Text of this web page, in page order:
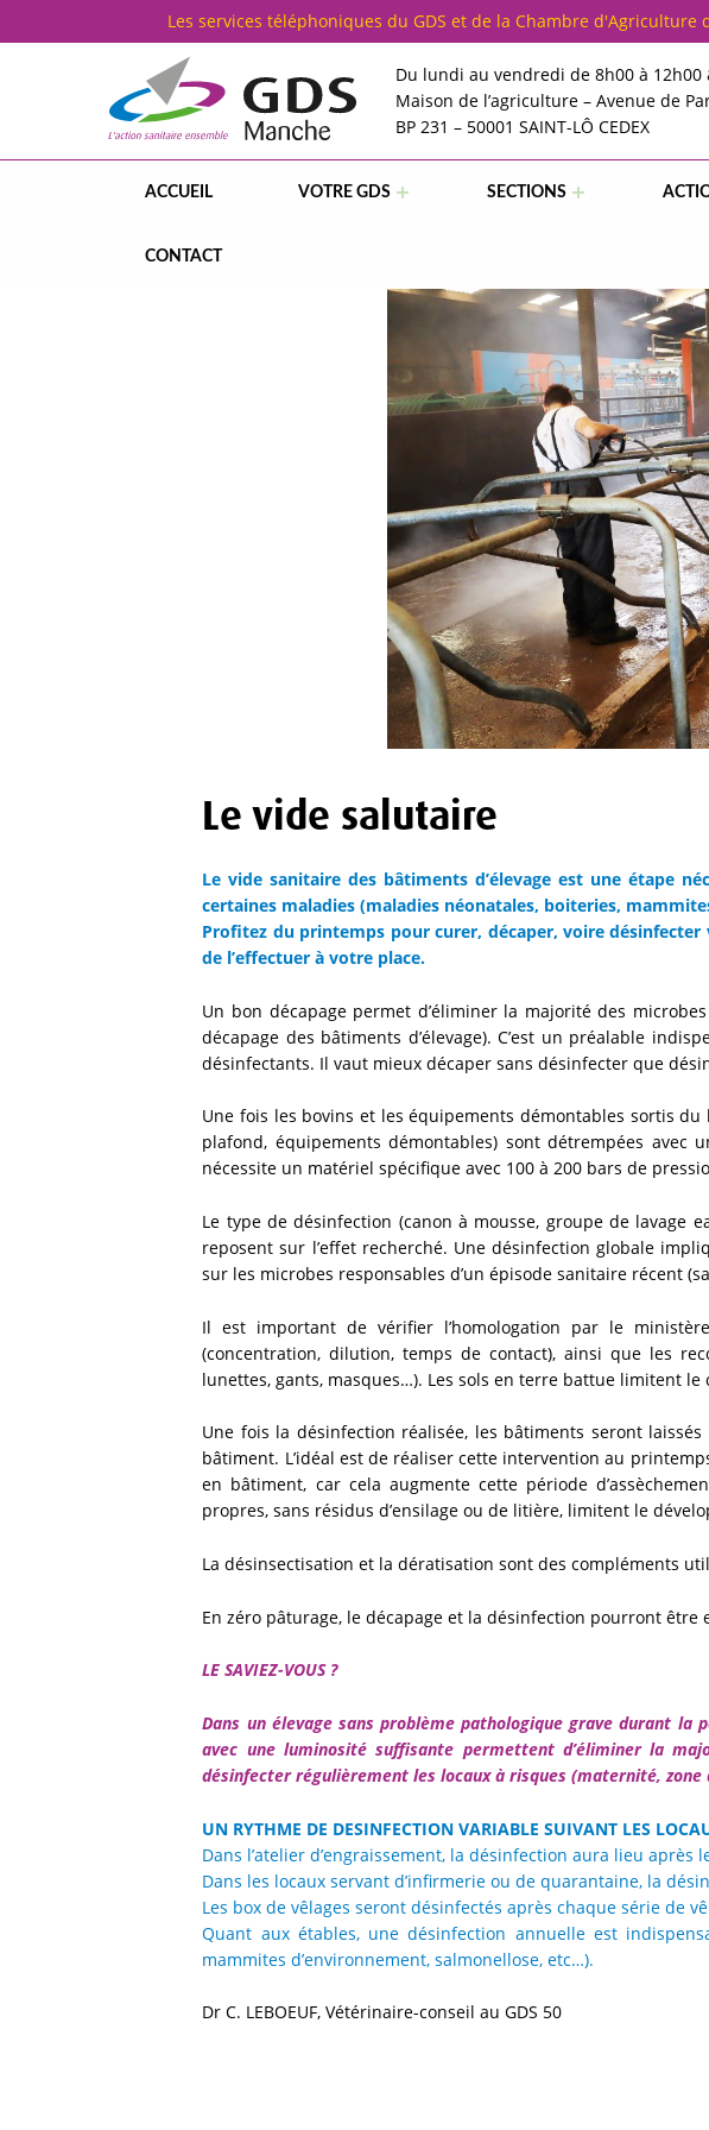
Les services téléphoniques du GDS et de la Chambre
G
ACCUEIL VOTRE GDS SECTIONS
CONTACT
Du lundi au vendredi de 8h00 à 12h00
Maison de l’agriculture – Avenue de
BP 231 – 50001 SAINT-LÔ CEDEX
Le vide salutaire
Le vide sanitaire des bâtiments d’élevage est une étape
certaines maladies (maladies néonatales, boiteries,
Profitez du printemps pour curer, décaper, voire désinfecter
de l’effectuer à votre place.
Un bon décapage permet d’éliminer la majorité des
décapage des bâtiments d’élevage). C’est un préalable
désinfectants. Il vaut mieux décaper sans désinfecter que
Une fois les bovins et les équipements démontables sortis
plafond, équipements démontables) sont détrempées avec
nécessite un matériel spécifique avec 100 à 200 bars de
Le type de désinfection (canon à mousse, groupe de lavage
reposent sur l’effet recherché. Une désinfection globale
sur les microbes responsables d’un épisode sanitaire récent
Il est important de vérifier l’homologation par le
(concentration, dilution, temps de contact), ainsi que les
lunettes, gants, masques…). Les sols en terre battue limitent le
Une fois la désinfection réalisée, les bâtiments seront
bâtiment. L’idéal est de réaliser cette intervention au
en bâtiment, car cela augmente cette période
propres, sans résidus d’ensilage ou de litière, limitent le
La désinsectisation et la dératisation sont des compléments
En zéro pâturage, le décapage et la désinfection pourront être
LE SAVIEZ-VOUS ?
Dans un élevage sans problème pathologique grave durant
avec une luminosité suffisante permettent d’éliminer la
désinfecter régulièrement les locaux à risques (maternité,
UN RYTHME DE DESINFECTION VARIABLE SUIVANT LES
Dans l’atelier d’engraissement, la désinfection aura lieu
Dans les locaux servant d’infirmerie ou de quarantaine, la
Les box de vêlages seront désinfectés après chaque série de
Quant aux étables, une désinfection annuelle est
mammites d’environnement, salmonellose, etc…).
Dr C. LEBOEUF, Vétérinaire-conseil au GDS 50
Cookies management panel